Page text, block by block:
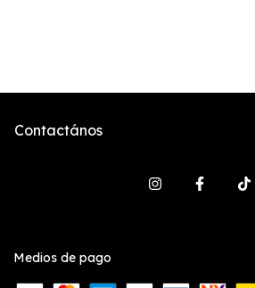
Contactános
Medios de pago